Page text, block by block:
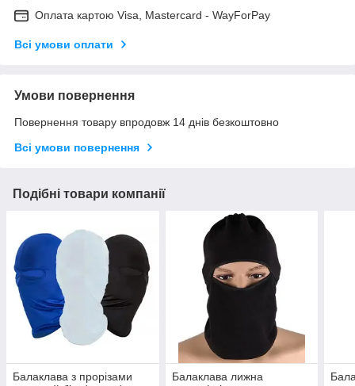
Оплата картою Visa, Mastercard - WayForPay
Всі умови оплати
Умови повернення
Повернення товару впродовж 14 днів безкоштовно
Всі умови повернення
Подібні товари компанії
Балаклава з прорізами
Балаклава лижна